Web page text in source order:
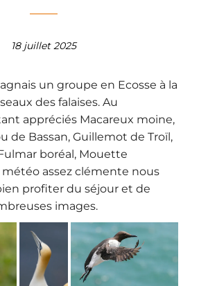
18 juillet 2025
un groupe en Ecosse à la
des falaises. Au
appréciés Macareux moine,
de Bassan, Guillemot de Troïl,
boréal, Mouette
assez clémente nous
profiter du séjour et de
images.